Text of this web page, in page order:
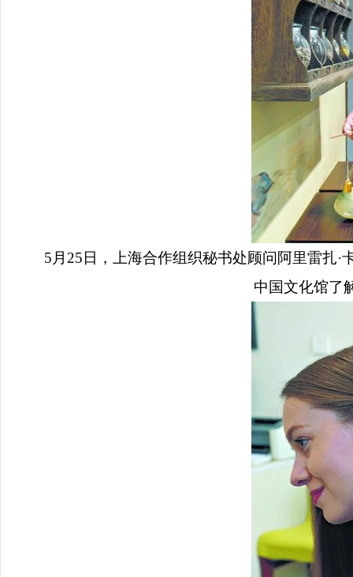
5月25日，上海合作组织秘书处顾问阿里雷扎
中国文化馆了